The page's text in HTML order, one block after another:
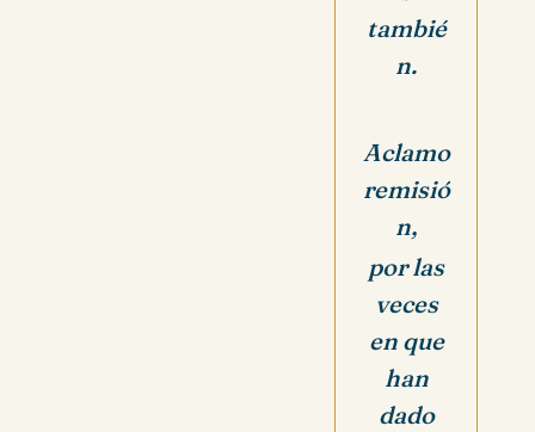
tambié
n.
Aclamo
remisió
n,
por las
veces
en que
han
dado